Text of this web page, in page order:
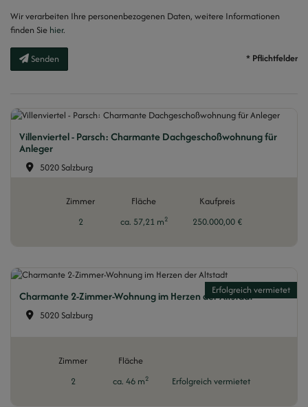
Wir verarbeiten Ihre personenbezogenen Daten, weitere Informationen
finden Sie hier.
Senden * Pflichtfelder
Villenviertel - Parsch: Charmante Dachgeschoßwohnung für
Anleger
5020 Salzburg
Zimmer
2
Fläche
ca. 57,21 m2
Kaufpreis
250.000,00 €
Erfolgreich vermietet
Charmante 2-Zimmer-Wohnung im Herzen der Altstadt
5020 Salzburg
Zimmer
2
Fläche
ca. 46 m2 Erfolgreich vermietet